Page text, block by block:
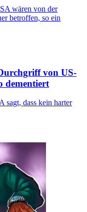
wären von der
betroffen, so ein
von US-
dementiert
sagt, dass kein harter